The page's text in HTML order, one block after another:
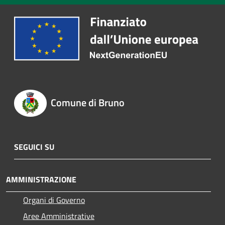
Comune di Bruno
SEGUICI SU
AMMINISTRAZIONE
Organi di Governo
Aree Amministrative